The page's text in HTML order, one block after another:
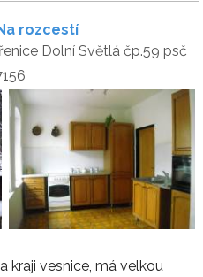
rozcestí
Dolní Světlá čp.59 psč
kraji vesnice, má velkou